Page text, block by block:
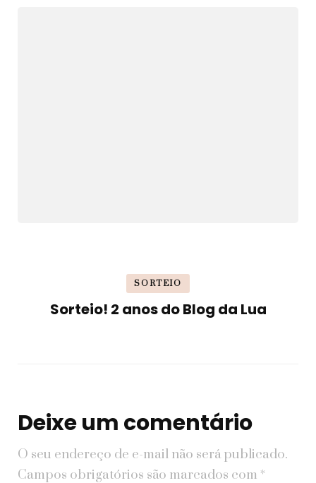
SORTEIO
Sorteio! 2 anos do Blog da Lua
Deixe um comentário
O seu endereço de e-mail não será publicado.
Campos obrigatórios são marcados com *